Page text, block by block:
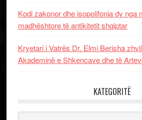
Kodi zakonor dhe isopolifonia dy nga
madhështore të antikitetit shqiptar
Kryetari i Vatrës Dr. Elmi Berisha
Akademinë e Shkencave dhe të
KATEGORITË